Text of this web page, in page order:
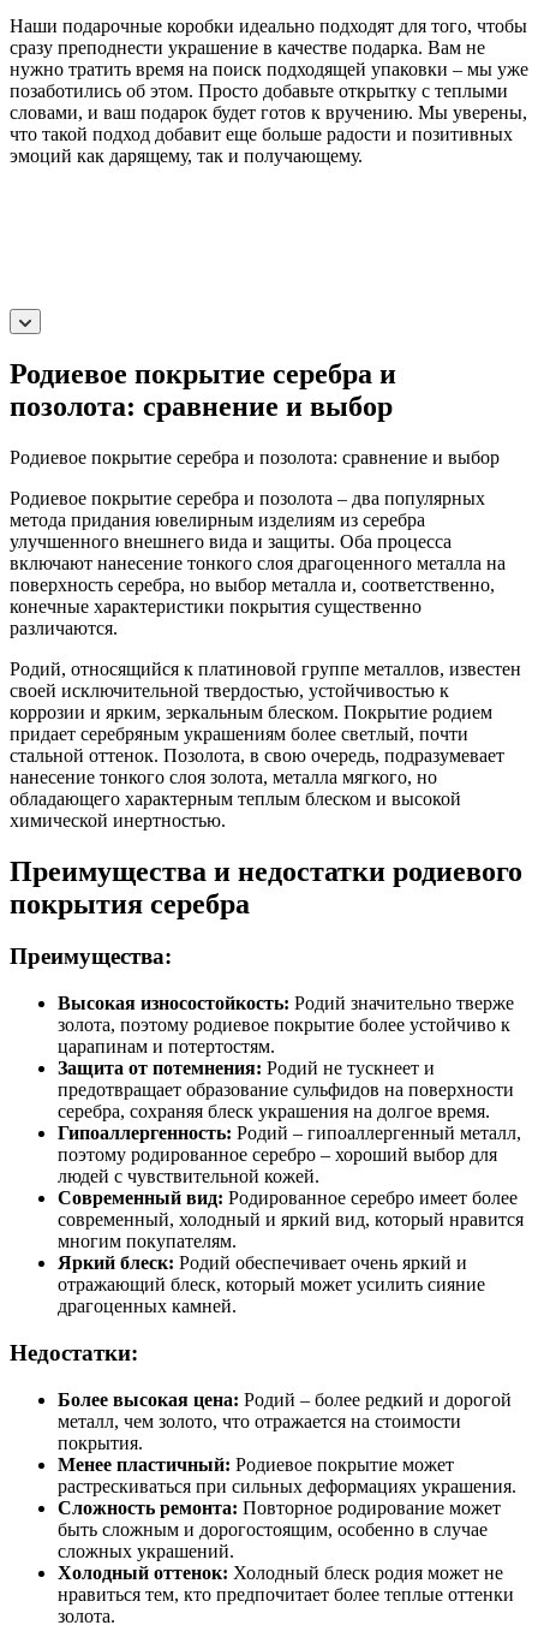
Наши подарочные коробки идеально подходят для того, чтобы
сразу преподнести украшение в качестве подарка. Вам не
нужно тратить время на поиск подходящей упаковки – мы уже
позаботились об этом. Просто добавьте открытку с теплыми
словами, и ваш подарок будет готов к вручению. Мы уверены,
что такой подход добавит еще больше радости и позитивных
эмоций как дарящему, так и получающему.
Родиевое покрытие серебра и
позолота: сравнение и выбор
Родиевое покрытие серебра и позолота: сравнение и выбор
Родиевое покрытие серебра и позолота – два популярных
метода придания ювелирным изделиям из серебра
улучшенного внешнего вида и защиты. Оба процесса
включают нанесение тонкого слоя драгоценного металла на
поверхность серебра, но выбор металла и, соответственно,
конечные характеристики покрытия существенно
различаются.
Родий, относящийся к платиновой группе металлов, известен
своей исключительной твердостью, устойчивостью к
коррозии и ярким, зеркальным блеском. Покрытие родием
придает серебряным украшениям более светлый, почти
стальной оттенок. Позолота, в свою очередь, подразумевает
нанесение тонкого слоя золота, металла мягкого, но
обладающего характерным теплым блеском и высокой
химической инертностью.
Преимущества и недостатки родиевого
покрытия серебра
Преимущества:
Высокая износостойкость: Родий значительно тверже
золота, поэтому родиевое покрытие более устойчиво к
царапинам и потертостям.
Защита от потемнения: Родий не тускнеет и
предотвращает образование сульфидов на поверхности
серебра, сохраняя блеск украшения на долгое время.
Гипоаллергенность: Родий – гипоаллергенный металл,
поэтому родированное серебро – хороший выбор для
людей с чувствительной кожей.
Современный вид: Родированное серебро имеет более
современный, холодный и яркий вид, который нравится
многим покупателям.
Яркий блеск: Родий обеспечивает очень яркий и
отражающий блеск, который может усилить сияние
драгоценных камней.
Недостатки:
Более высокая цена: Родий – более редкий и дорогой
металл, чем золото, что отражается на стоимости
покрытия.
Менее пластичный: Родиевое покрытие может
растрескиваться при сильных деформациях украшения.
Сложность ремонта: Повторное родирование может
быть сложным и дорогостоящим, особенно в случае
сложных украшений.
Холодный оттенок: Холодный блеск родия может не
нравиться тем, кто предпочитает более теплые оттенки
золота.